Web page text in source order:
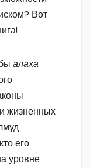
Вот
алаха
жизненных
его
уровне